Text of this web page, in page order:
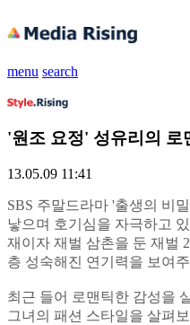
menu search
'원조 요정' 성유리의 로
13.05.09 11:41
SBS 주말드라마 '출생의 비
낳으며 호기심을 자극하고
재이자 재벌 삼촌을 둔 재벌
층 성숙해진 연기력을 보여
최근 들어 로맨틱한 감성을
그녀의 패션 스타일을 살펴